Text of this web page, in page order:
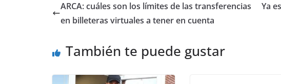
ARCA: cuáles son los límites de las transferencias
en billeteras virtuales a tener en cuenta
Ya
También te puede gustar